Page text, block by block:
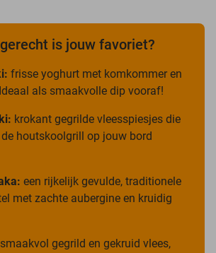
is jouw favoriet?
frisse yoghurt met komkommer en
als smaakvolle dip vooraf!
krokant gegrilde vleesspiesjes die
houtskoolgrill op jouw bord
een rijkelijk gevulde, traditionele
met zachte aubergine en kruidig
smaakvol gegrild en gekruid vlees,